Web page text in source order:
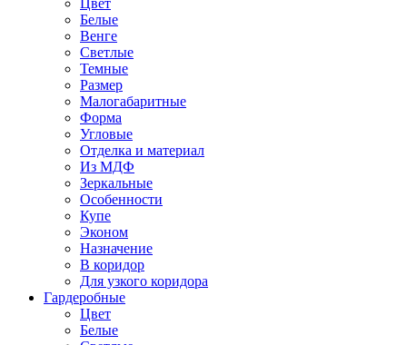
Цвет
Белые
Венге
Светлые
Темные
Размер
Малогабаритные
Форма
Угловые
Отделка и материал
Из МДФ
Зеркальные
Особенности
Купе
Эконом
Назначение
В коридор
Для узкого коридора
Гардеробные
Цвет
Белые